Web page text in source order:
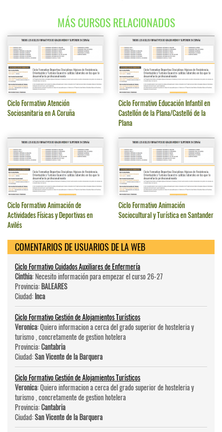
MÁS CURSOS RELACIONADOS
Ciclo Formativo Atención
Sociosanitaria en A Coruña
Ciclo Formativo Educación Infantil en
Castellón de la Plana/Castelló de la
Plana
Ciclo Formativo Animación de
Actividades Físicas y Deportivas en
Avilés
Ciclo Formativo Animación
Sociocultural y Turística en Santander
COMENTARIOS DE USUARIOS DE LA WEB
Ciclo Formativo Cuidados Auxiliares de Enfermería
Cinthia: Necesito información para empezar el curso 26-27
Provincia:BALEARES
Ciudad:Inca
Ciclo Formativo Gestión de Alojamientos Turísticos
Veronica: Quiero informacion a cerca del grado superior de hosteleri­a y
turismo , concretamente de gestion hotelera
Provincia:Cantabria
Ciudad:San Vicente de la Barquera
Ciclo Formativo Gestión de Alojamientos Turísticos
Veronica: Quiero informacion a cerca del grado superior de hosteleri­a y
turismo , concretamente de gestion hotelera
Provincia:Cantabria
Ciudad:San Vicente de la Barquera